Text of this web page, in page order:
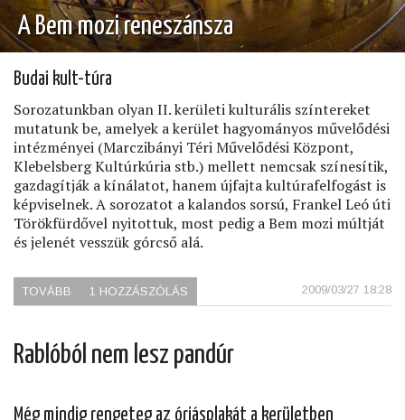
A Bem mozi reneszánsza
Budai kult-túra
Sorozatunkban olyan II. kerületi kulturális színtereket
mutatunk be, amelyek a kerület hagyományos művelődési
intézményei (Marczibányi Téri Művelődési Központ,
Klebelsberg Kultúrkúria stb.) mellett nemcsak színesítik,
gazdagítják a kínálatot, hanem újfajta kultúrafelfogást is
képviselnek. A sorozatot a kalandos sorsú, Frankel Leó úti
Törökfürdővel nyitottuk, most pedig a Bem mozi múltját
és jelenét vesszük górcső alá.
2009/03/27 18:28
TOVÁBB
BEM
1 HOZZÁSZÓLÁS
Rablóból nem lesz pandúr
Még mindig rengeteg az óriásplakát a kerületben